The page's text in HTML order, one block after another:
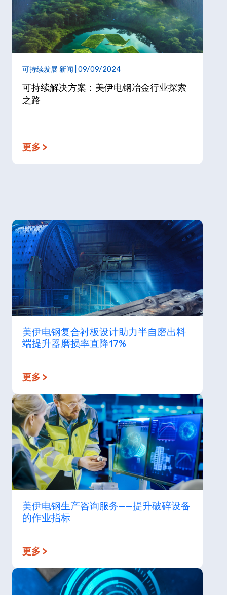
可持续发展 新闻 | 09/09/2024
可持续解决方案：美伊电钢冶金行业探索
之路
更多 >
美伊电钢复合衬板设计助力半自磨出料
端提升器磨损率直降17%
更多 >
美伊电钢生产咨询服务——提升破碎设备
的作业指标
更多 >